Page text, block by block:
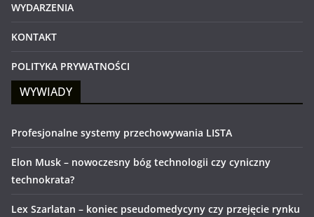
WYDARZENIA
KONTAKT
POLITYKA PRYWATNOŚCI
WYWIADY
Profesjonalne systemy przechowywania LISTA
Elon Musk – nowoczesny bóg technologii czy cyniczny
technokrata?
Lex Szarlatan – koniec pseudomedycyny czy przejęcie rynku